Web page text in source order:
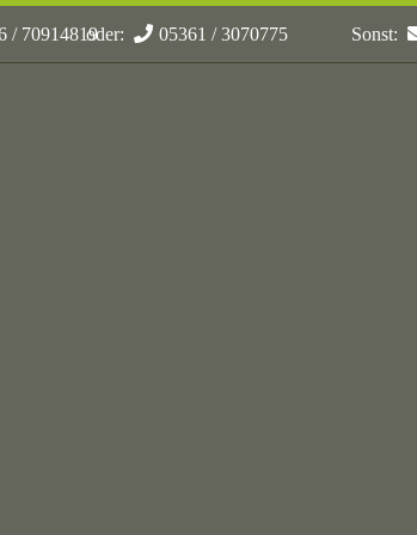
/ 70914819oder: 05361 / 3070775 Sonst: